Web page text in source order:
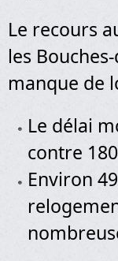
Le recours
les
manque de
Le délai
contre
Environ